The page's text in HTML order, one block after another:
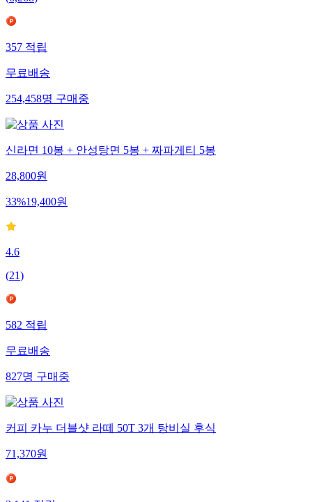
357적립
무료배송
254,458명구매중
신라면 10봉 + 안성탕면 5봉 + 짜파게티 5봉
28,800원
33%19,400원
4.6
(21)
582적립
무료배송
827명구매중
커피 카누 더블샷 라떼 50T 3개 탕비실 후식
71,370원